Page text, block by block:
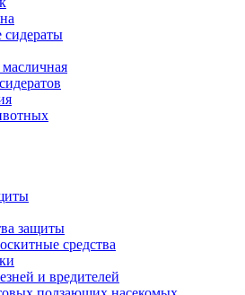
сидераты
масличная
защиты
средства
и вредителей